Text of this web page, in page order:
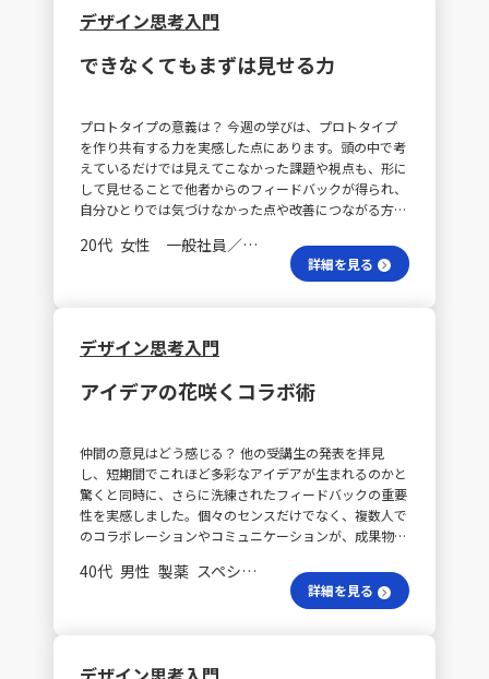
こうした状況に対しては、１～３枚程度のスライドにア
イディアをビジュアル化し持ち寄ることで、言葉だけで
は伝わりにくい発想を明確にし、議論を促進できると感
じました。実際、業務においてプロトタイピングの機会
立つと実感しました。 どう未来を描く？ 今後は、対象
顧客の課題をしっかり理解し、その中から解決すべき点
を明確にした上で、アイディアの出し方やビジュアル
化、フィードバックの仕組みを業務に取り入れるステッ
プを意識していきたいと思います。一旦アイディアを数
多く出し、形にして共有することで、より実践的な問題
活動（インサイト営業）につなげることができると感じ
する活動の重要性も印象に残りました。普段の業務にお
その後、実際の検証結果をもとに、各メンバーが顧客と
の面談時の特性や仮説の内容を共有し、より質の高い対
応策の検討へとつなげています。
デザイン思考入門
できなくてもまずは見せる力
プロトタイプの意義は？ 今週の学びは、プロトタイプ
を作り共有する力を実感した点にあります。頭の中で考
えているだけでは見えてこなかった課題や視点も、形に
して見せることで他者からのフィードバックが得られ、
自分ひとりでは気づけなかった点や改善につながる方向
いい」、「とにかく見せて意見をもらう」というスタン
スが、新しい価値や学びを生み出すことに大きく寄与し
実感しています。 提案の伝え方は？ 私の仕事では、デ
に課題となっています。例えば、勉強会の構成やダッシ
チームや対象者に見せ、反応を確認することで、よりニ
ーズに沿った形に近づけることができると感じました。
このプロセスは、関係者との共創を促すきっかけともな
り、プロトタイピングが単なる手法以上の意味を持つこ
とを教えてくれました。 改善の具体策は？ 今後は、以
下の3点を意識して実践していきたいと思います。まず
①「たたき台」を意図的に作ることです。提案資料やイ
ベント構成は、一人で完成させる前にドラフトを共有
タイプを見せ合い、意見交換をすることで、互いにアイ
20代 女性 一般社員／職員
詳細を見る
デザイン思考入門
アイデアの花咲くコラボ術
仲間の意見はどう感じる？ 他の受講生の発表を拝見
し、短期間でこれほど多彩なアイデアが生まれるのかと
驚くと同時に、さらに洗練されたフィードバックの重要
性を実感しました。個々のセンスだけでなく、複数人で
のコラボレーションやコミュニケーションが、成果物に
イン思考で何得る？ また、デザイン思考は新製品やサ
ービスの開発に留まらず、決まった答えが存在しない業
40代 男性 製薬 スペシャリスト
詳細を見る